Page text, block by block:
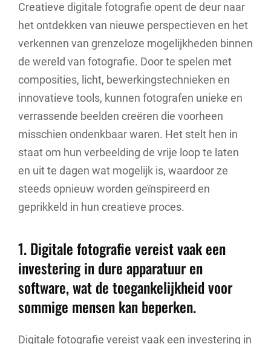
Creatieve digitale fotografie opent de deur naar
het ontdekken van nieuwe perspectieven en het
verkennen van grenzeloze mogelijkheden binnen
de wereld van fotografie. Door te spelen met
composities, licht, bewerkingstechnieken en
innovatieve tools, kunnen fotografen unieke en
verrassende beelden creëren die voorheen
misschien ondenkbaar waren. Het stelt hen in
staat om hun verbeelding de vrije loop te laten
en uit te dagen wat mogelijk is, waardoor ze
steeds opnieuw worden geïnspireerd en
geprikkeld in hun creatieve proces.
1. Digitale fotografie vereist vaak een
investering in dure apparatuur en
software, wat de toegankelijkheid voor
sommige mensen kan beperken.
Digitale fotografie vereist vaak een investering in